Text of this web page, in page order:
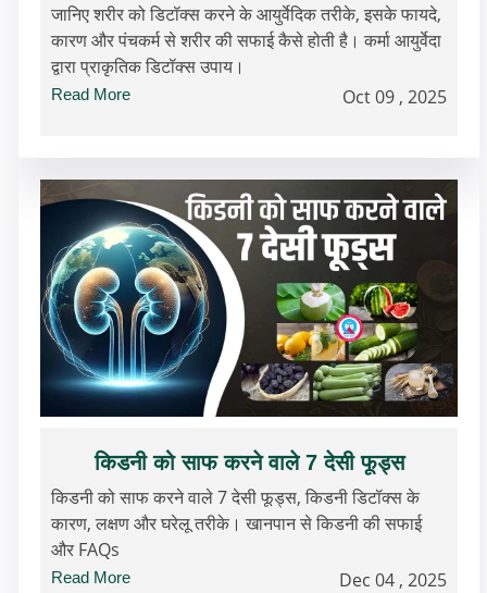
जानिए शरीर को डिटॉक्स करने के आयुर्वेदिक तरीके, इसके फायदे,
कारण और पंचकर्म से शरीर की सफाई कैसे होती है। कर्मा आयुर्वेदा
द्वारा प्राकृतिक डिटॉक्स उपाय।
Read More Oct 09 , 2025
किडनी को साफ करने वाले 7 देसी फूड्स
किडनी को साफ करने वाले 7 देसी फूड्स, किडनी डिटॉक्स के
कारण, लक्षण और घरेलू तरीके। खानपान से किडनी की सफाई
और FAQs
Read More Dec 04 , 2025